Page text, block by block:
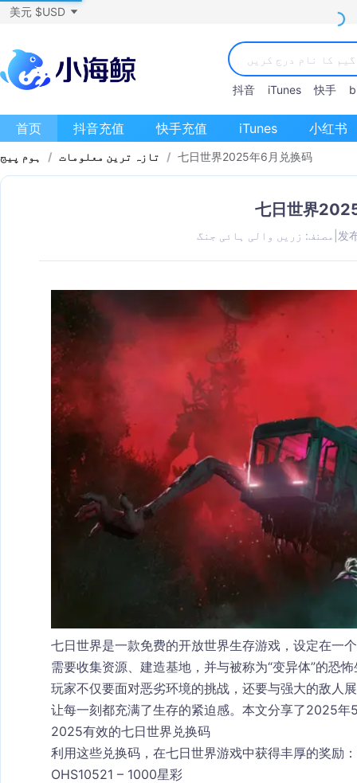
美元 $USD
抖音 iTunes 快手
首页 抖音充值 快手充值 iTunes 小红书
ہوم پیج / تازہ ترین معلومات / 七日世界2025年6月兑换码
七日世界
مصنف: زریں والی ہائی جنگ 发
七日世界是一款免费的开放世界生存游戏，设定在一
需要收集资源、建造基地，并与被称为“变异体”的恐
玩家不仅要面对恶劣环境的挑战，还要与强大的敌人
让每一刻都充满了生存的紧迫感。本文分享了2025年
2025有效的七日世界兑换码
利用这些兑换码，在七日世界游戏中获得丰厚的奖励：
OHS10521 – 1000星彩